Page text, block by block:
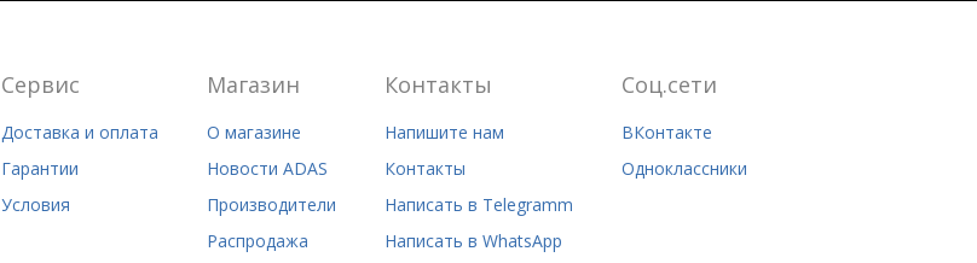
Сервис
Доставка и оплата
Гарантии
Условия
Магазин
О магазине
Новости ADAS
Производители
Распродажа
Контакты
Напишите нам
Контакты
Написать в Telegramm
Написать в WhatsApp
Соц.сети
ВКонтакте
Одноклассники